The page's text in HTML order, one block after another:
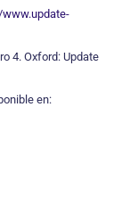
4. Oxford: Update
en: